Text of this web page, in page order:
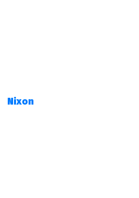
Nixon